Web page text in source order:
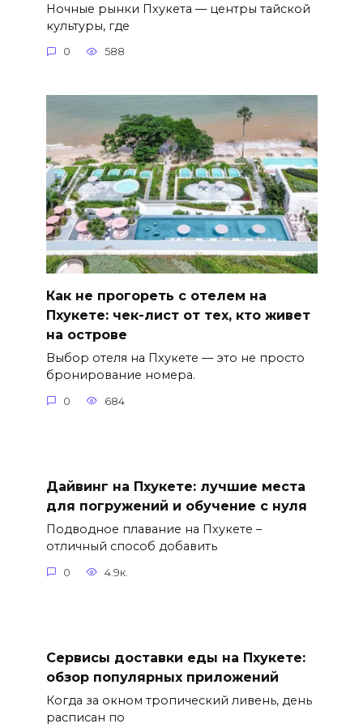
Ночные рынки Пхукета — центры тайской
культуры, где
0 588
Как не прогореть с отелем на
Пхукете: чек-лист от тех, кто живет
на острове
Выбор отеля на Пхукете — это не просто
бронирование номера.
0 684
Дайвинг на Пхукете: лучшие места
для погружений и обучение с нуля
Подводное плавание на Пхукете –
отличный способ добавить
0 4.9к.
Сервисы доставки еды на Пхукете:
обзор популярных приложений
Когда за окном тропический ливень, день
расписан по